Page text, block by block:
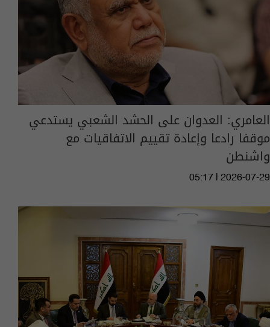
العامري: العدوان على الحشد الشعبي يستدعي
موقفا رادعا وإعادة تقييم الاتفاقيات مع
واشنطن
05:17 | 2026-07-29